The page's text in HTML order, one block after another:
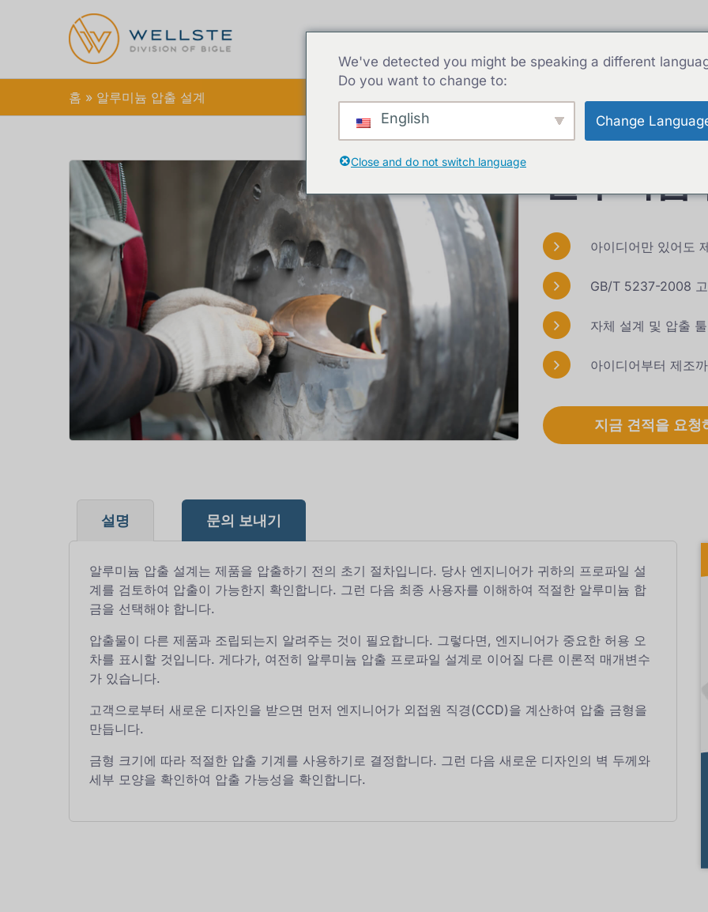
홈 알루미늄 압출 설계
알루미늄
아이디어만 있어도
GB/T 5237-2008
자체 설계 및 압출
아이디어부터 제조
지금 견적을 요청
설명 문의 보내기
알루미늄 압출 설계는 제품을 압출하기 전의 초기 절차입니다. 당사 엔지니어가 귀하의 프로파일 설
계를 검토하여 압출이 가능한지 확인합니다. 그런 다음 최종 사용자를 이해하여 적절한 알루미늄 합
금을 선택해야 합니다.
압출물이 다른 제품과 조립되는지 알려주는 것이 필요합니다. 그렇다면, 엔지니어가 중요한 허용 오
차를 표시할 것입니다. 게다가, 여전히 알루미늄 압출 프로파일 설계로 이어질 다른 이론적 매개변수
가 있습니다.
고객으로부터 새로운 디자인을 받으면 먼저 엔지니어가 외접원 직경(CCD)을 계산하여 압출 금형을
만듭니다.
금형 크기에 따라 적절한 압출 기계를 사용하기로 결정합니다. 그런 다음 새로운 디자인의 벽 두께와
세부 모양을 확인하여 압출 가능성을 확인합니다.
We've detected you might be speaking a different
Do you want to change to:
English Change
Close and do not switch language